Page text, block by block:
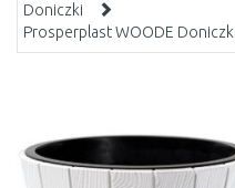
Doniczki
Prosperplast WOODE